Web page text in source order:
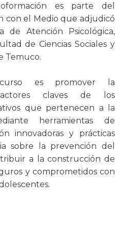
es parte del
con el Medio que adjudicó
Atención Psicológica,
de Ciencias Sociales y
Temuco.
es promover la
claves de los
que pertenecen a la
herramientas de
innovadoras y prácticas
sobre la prevención del
a la construcción de
y comprometidos con